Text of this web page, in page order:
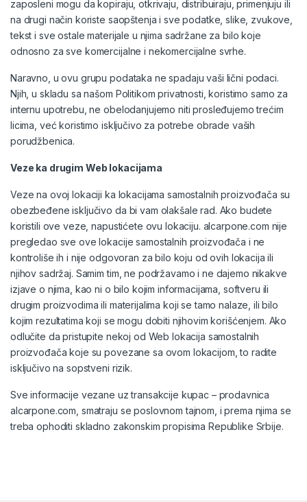
zaposleni mogu da kopiraju, otkrivaju, distribuiraju, primenjuju ili
na drugi način koriste saopštenja i sve podatke, slike, zvukove,
tekst i sve ostale materijale u njima sadržane za bilo koje
odnosno za sve komercijalne i nekomercijalne svrhe.
Naravno, u ovu grupu podataka ne spadaju vaši lični podaci.
Njih, u skladu sa našom Politikom privatnosti , koristimo samo za
internu upotrebu, ne obelodanjujemo niti prosleđujemo trećim
licima, već koristimo isključivo za potrebe obrade vaših
porudžbenica.
Veze ka drugim Web lokacijama
Veze na ovoj lokaciji ka lokacijama samostalnih proizvođača su
obezbeđene isključivo da bi vam olakšale rad. Ako budete
koristili ove veze, napustićete ovu lokaciju. alcarpone.com nije
pregledao sve ove lokacije samostalnih proizvođača i ne
kontroliše ih i nije odgovoran za bilo koju od ovih lokacija ili
njihov sadržaj. Samim tim, ne podržavamo i ne dajemo nikakve
izjave o njima, kao ni o bilo kojim informacijama, softveru ili
drugim proizvodima ili materijalima koji se tamo nalaze, ili bilo
kojim rezultatima koji se mogu dobiti njihovim korišćenjem. Ako
odlučite da pristupite nekoj od Web lokacija samostalnih
proizvođača koje su povezane sa ovom lokacijom, to radite
isključivo na sopstveni rizik.
Sve informacije vezane uz transakcije kupac – prodavnica
alcarpone.com, smatraju se poslovnom tajnom, i prema njima se
treba ophoditi skladno zakonskim propisima Republike Srbije.